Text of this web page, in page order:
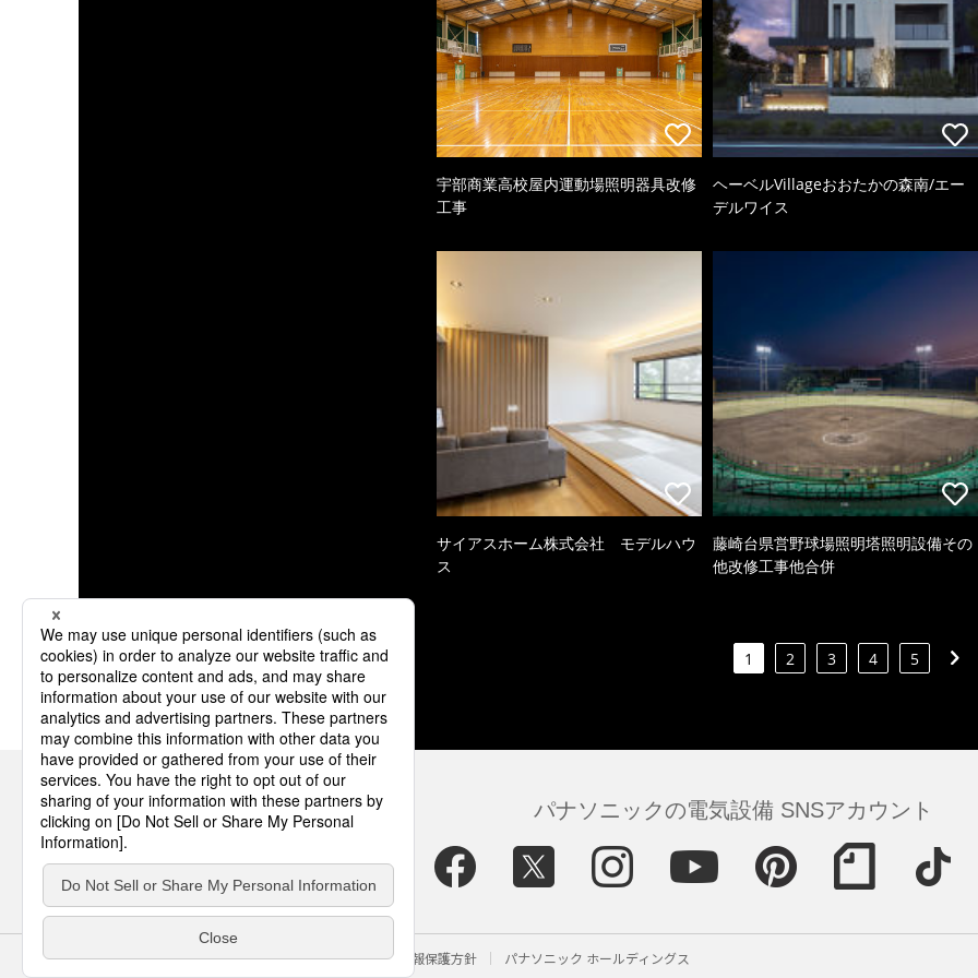
宇部商業高校屋内運動場照明器具改修
工事
ヘーベルVillageおおたかの森南/エー
デルワイス
サイアスホーム株式会社 モデルハウ
ス
藤崎台県営野球場照明塔照明設備その
他改修工事他合併
1 2 3 4 5
パナソニックの電気設備 SNSアカウント
サイトのご利用にあたって クッキーポリシー 個人情報保護方針 パナソニック ホールディングス